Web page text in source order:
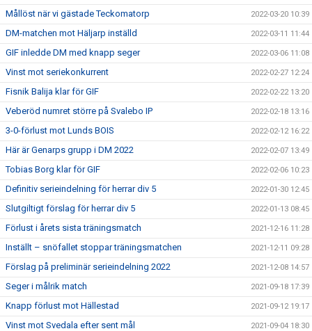
Mållöst när vi gästade Teckomatorp 2022-03-20 10:39
DM-matchen mot Häljarp inställd 2022-03-11 11:44
GIF inledde DM med knapp seger 2022-03-06 11:08
Vinst mot seriekonkurrent 2022-02-27 12:24
Fisnik Balija klar för GIF 2022-02-22 13:20
Veberöd numret större på Svalebo IP 2022-02-18 13:16
3-0-förlust mot Lunds BOIS 2022-02-12 16:22
Här är Genarps grupp i DM 2022 2022-02-07 13:49
Tobias Borg klar för GIF 2022-02-06 10:23
Definitiv serieindelning för herrar div 5 2022-01-30 12:45
Slutgiltigt förslag för herrar div 5 2022-01-13 08:45
Förlust i årets sista träningsmatch 2021-12-16 11:28
Inställt – snöfallet stoppar träningsmatchen 2021-12-11 09:28
Förslag på preliminär serieindelning 2022 2021-12-08 14:57
Seger i målrik match 2021-09-18 17:39
Knapp förlust mot Hällestad 2021-09-12 19:17
Vinst mot Svedala efter sent mål 2021-09-04 18:30